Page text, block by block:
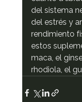
del sistema
del estrés y
rendimiento
estos
maca, el
rhodiola, el